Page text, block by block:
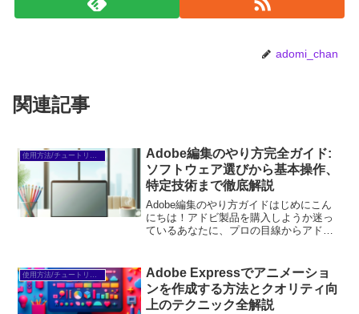
adomi_chan
関連記事
使用方法/チュートリアル
Adobe編集のやり方完全ガイド:
ソフトウェア選びから基本操作、
特定技術まで徹底解説
Adobe編集のやり方ガイドはじめにこん
にちは！アドビ製品を購入しようか迷っ
ているあなたに、プロの目線からアドビ
ので、ぜひ最後まで読んでみてください
ね。アドビ製品を使え...
使用方法/チュートリアル
Adobe Expressでアニメーショ
ンを作成する方法とクオリティ向
上のテクニック全解説